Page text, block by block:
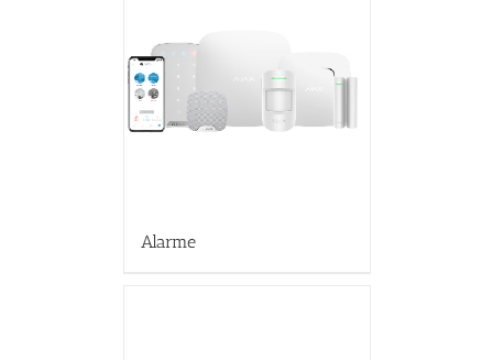
Alarme